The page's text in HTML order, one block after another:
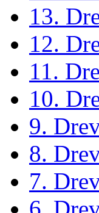
13.
12.
11.
10.
9.
8.
7.